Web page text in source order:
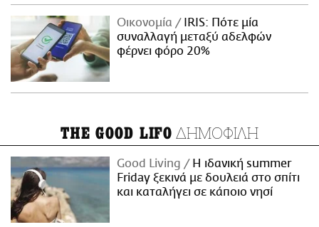
Οικονομία
IRIS: Πότε μία
συναλλαγή μεταξύ αδελφών
φέρνει φόρο 20%
THE GOOD LIFO ΔΗΜΟΦΙΛΗ
Good Living
Η ιδανική summer
Friday ξεκινά με δουλειά στο σπίτι
και καταλήγει σε κάποιο νησί